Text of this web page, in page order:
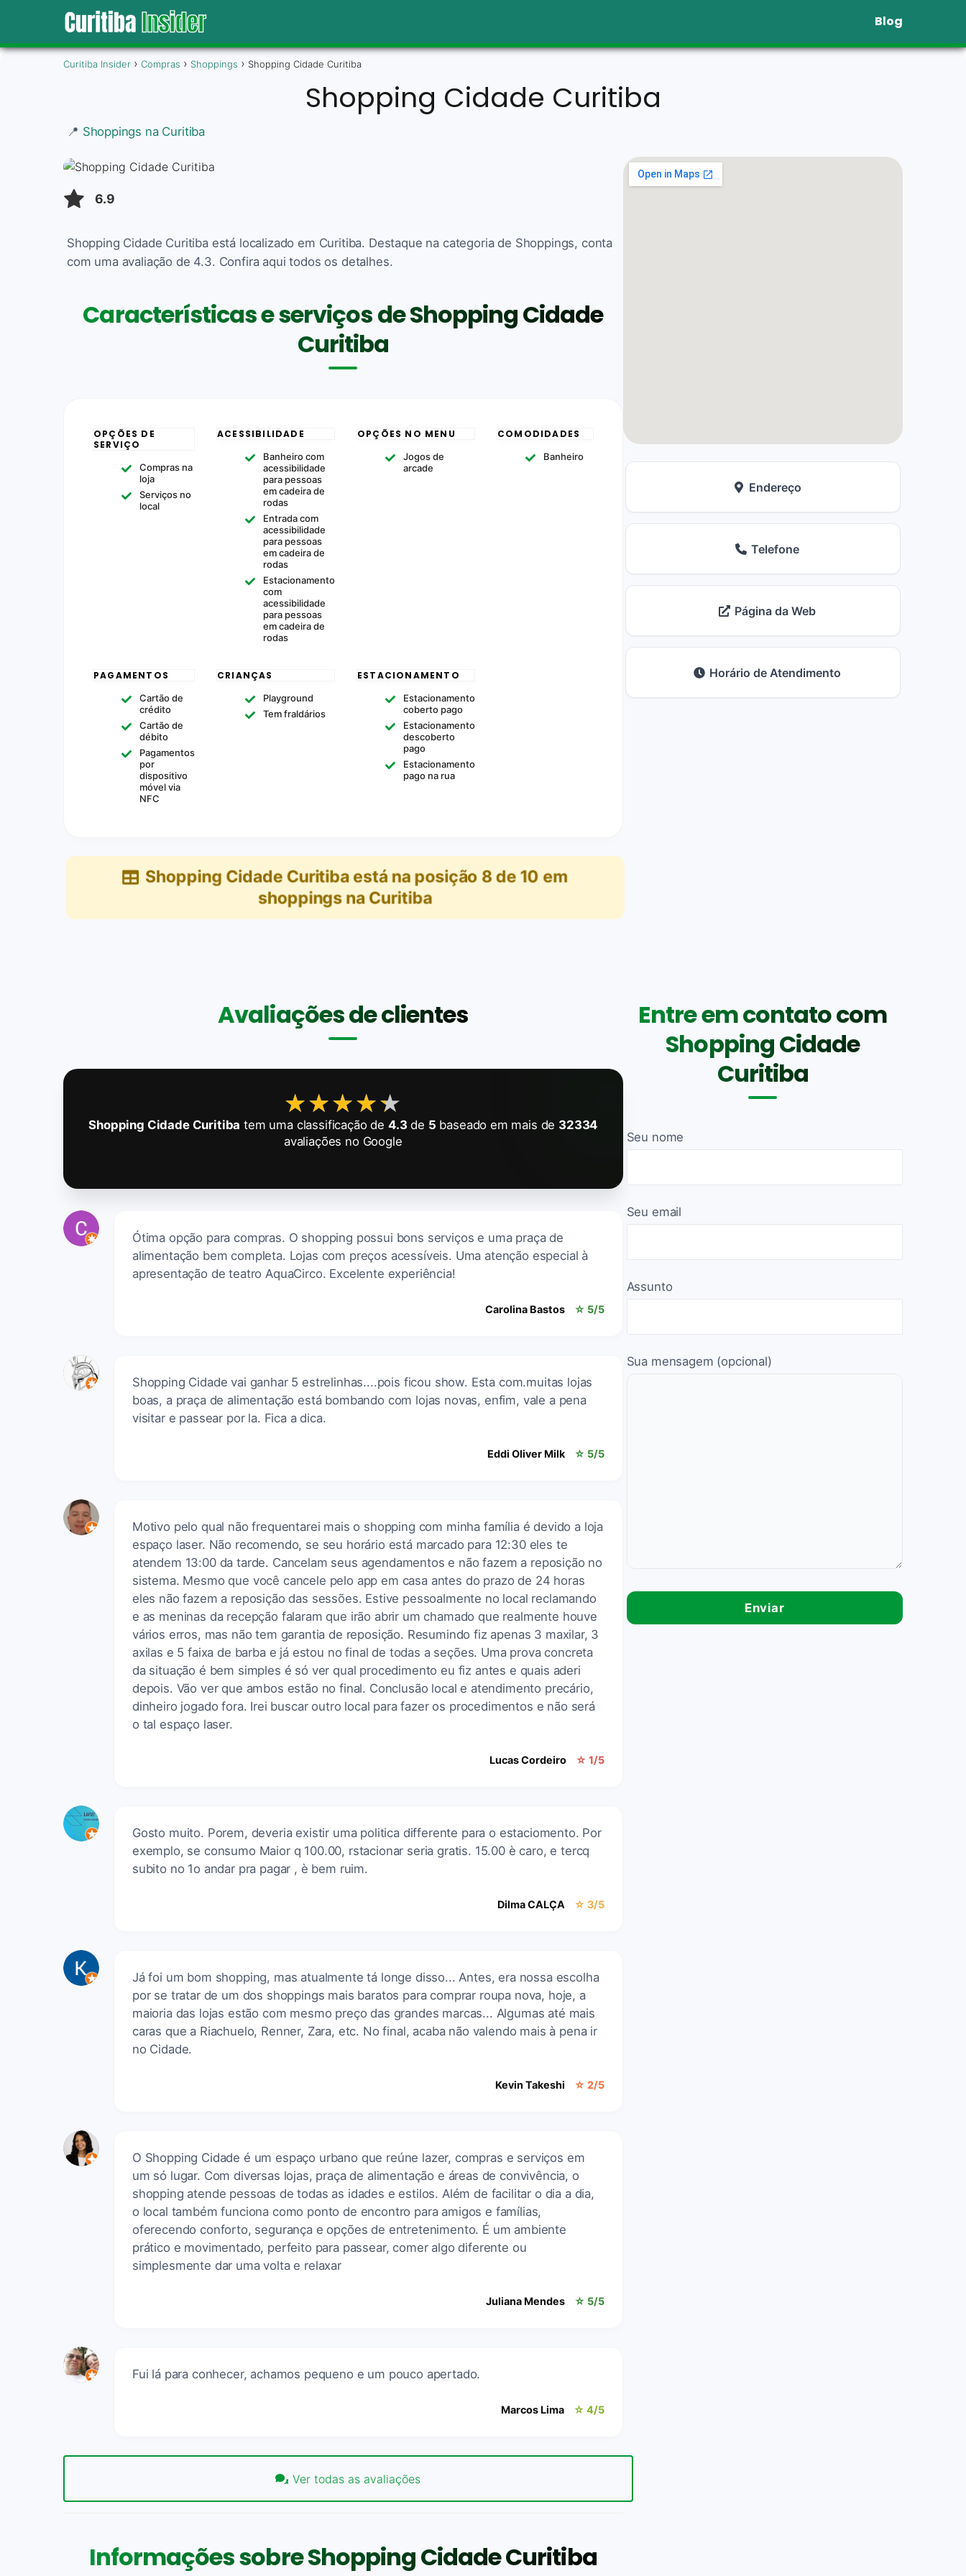
Blog
Curitiba Insider Compras Shoppings Shopping Cidade Curitiba
Shopping Cidade Curitiba
📍 Shoppings na Curitiba
6.9
Shopping Cidade Curitiba está localizado em Curitiba. Destaque na categoria de Shoppings, conta
com uma avaliação de 4.3. Confira aqui todos os detalhes.
Características e serviços de Shopping Cidade
Curitiba
OPÇÕES DE
SERVIÇO
Compras na
loja
Serviços no
local
ACESSIBILIDADE
Banheiro com
acessibilidade
para pessoas
em cadeira de
rodas
Entrada com
acessibilidade
para pessoas
em cadeira de
rodas
Estacionamento
com
acessibilidade
para pessoas
em cadeira de
rodas
OPÇÕES NO MENU
Jogos de
arcade
COMODIDADES
Banheiro
PAGAMENTOS
Cartão de
crédito
Cartão de
débito
Pagamentos
por
dispositivo
móvel via
NFC
CRIANÇAS
Playground
Tem fraldários
ESTACIONAMENTO
Estacionamento
coberto pago
Estacionamento
descoberto
pago
Estacionamento
pago na rua
Shopping Cidade Curitiba está na posição 8 de 10 em
shoppings na Curitiba
Endereço
Telefone
Página da Web
Horário de Atendimento
Avaliações de clientes
★★★★★
★★★★★
Shopping Cidade Curitiba tem uma classificação de 4.3de 5 baseado em mais de 32334
avaliações no Google
Ótima opção para compras. O shopping possui bons serviços e uma praça de
alimentação bem completa. Lojas com preços acessíveis. Uma atenção especial à
apresentação de teatro AquaCirco. Excelente experiência!
Carolina Bastos ☆ 5/5
Shopping Cidade vai ganhar 5 estrelinhas....pois ficou show. Esta com.muitas lojas
boas, a praça de alimentação está bombando com lojas novas, enfim, vale a pena
visitar e passear por la. Fica a dica.
Eddi Oliver Milk ☆ 5/5
Motivo pelo qual não frequentarei mais o shopping com minha família é devido a loja
espaço laser. Não recomendo, se seu horário está marcado para 12:30 eles te
atendem 13:00 da tarde. Cancelam seus agendamentos e não fazem a reposição no
sistema. Mesmo que você cancele pelo app em casa antes do prazo de 24 horas
eles não fazem a reposição das sessões. Estive pessoalmente no local reclamando
e as meninas da recepção falaram que irão abrir um chamado que realmente houve
vários erros, mas não tem garantia de reposição. Resumindo fiz apenas 3 maxilar, 3
axilas e 5 faixa de barba e já estou no final de todas a seções. Uma prova concreta
da situação é bem simples é só ver qual procedimento eu fiz antes e quais aderi
depois. Vão ver que ambos estão no final. Conclusão local e atendimento precário,
dinheiro jogado fora. Irei buscar outro local para fazer os procedimentos e não será
o tal espaço laser.
Lucas Cordeiro ☆ 1/5
Gosto muito. Porem, deveria existir uma politica differente para o estaciomento. Por
exemplo, se consumo Maior q 100.00, rstacionar seria gratis. 15.00 è caro, e tercq
subito no 1o andar pra pagar , è bem ruim.
Dilma CALÇA ☆ 3/5
Já foi um bom shopping, mas atualmente tá longe disso... Antes, era nossa escolha
por se tratar de um dos shoppings mais baratos para comprar roupa nova, hoje, a
maioria das lojas estão com mesmo preço das grandes marcas... Algumas até mais
caras que a Riachuelo, Renner, Zara, etc. No final, acaba não valendo mais à pena ir
no Cidade.
Kevin Takeshi ☆ 2/5
O Shopping Cidade é um espaço urbano que reúne lazer, compras e serviços em
um só lugar. Com diversas lojas, praça de alimentação e áreas de convivência, o
shopping atende pessoas de todas as idades e estilos. Além de facilitar o dia a dia,
o local também funciona como ponto de encontro para amigos e famílias,
oferecendo conforto, segurança e opções de entretenimento. É um ambiente
prático e movimentado, perfeito para passear, comer algo diferente ou
simplesmente dar uma volta e relaxar
Juliana Mendes ☆ 5/5
Fui lá para conhecer, achamos pequeno e um pouco apertado.
Marcos Lima ☆ 4/5
Ver todas as avaliações
Informações sobre Shopping Cidade Curitiba
Entre em contato com
Shopping Cidade
Curitiba
Seu nome
Seu email
Assunto
Sua mensagem (opcional)